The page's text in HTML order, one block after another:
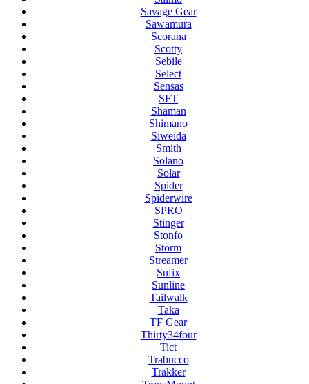
Savage Gear
Sawamura
Scorana
Scotty
Sebile
Select
Sensas
SFT
Shaman
Shimano
Siweida
Smith
Solano
Solar
Spider
Spiderwire
SPRO
Stinger
Stonfo
Storm
Streamer
Sufix
Sunline
Tailwalk
Taka
TF Gear
Thirty34four
Tict
Trabucco
Trakker